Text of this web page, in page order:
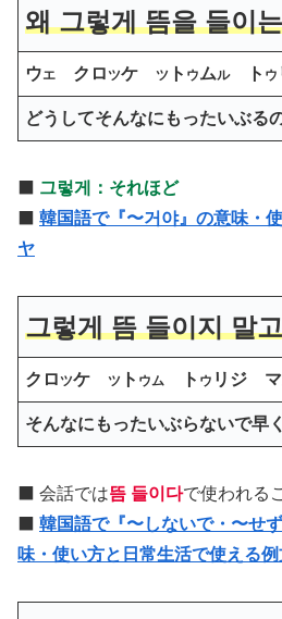
왜 그렇게 뜸을 들이
ウエ クロツケツ ト ウムルト ウ
どうしてそんなにもったいぶる
그렇게：それほど
韓国語で『〜거야』の意味・
ヤ
그렇게 뜸 들이지 말
クロツケツ ト ウム ト ウ リジ マ
そんなにもったいぶらないで早
⬛️ 会話では뜸 들이다で使われる
韓国語で『〜しないで・〜せ
味・使い方と日常生活で使える例